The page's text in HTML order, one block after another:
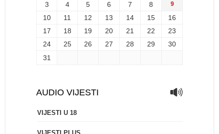
3
4 5 6 7 8 9
10 11 12 13 14 15
16
17
18 19 20 21 22
23
24
25 26 27 28 29
30
31
AUDIO VIJESTI
VIJESTI U 18